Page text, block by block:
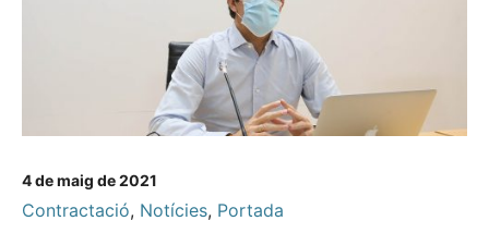
4 de maig de 2021
Contractació, Notícies, Portada